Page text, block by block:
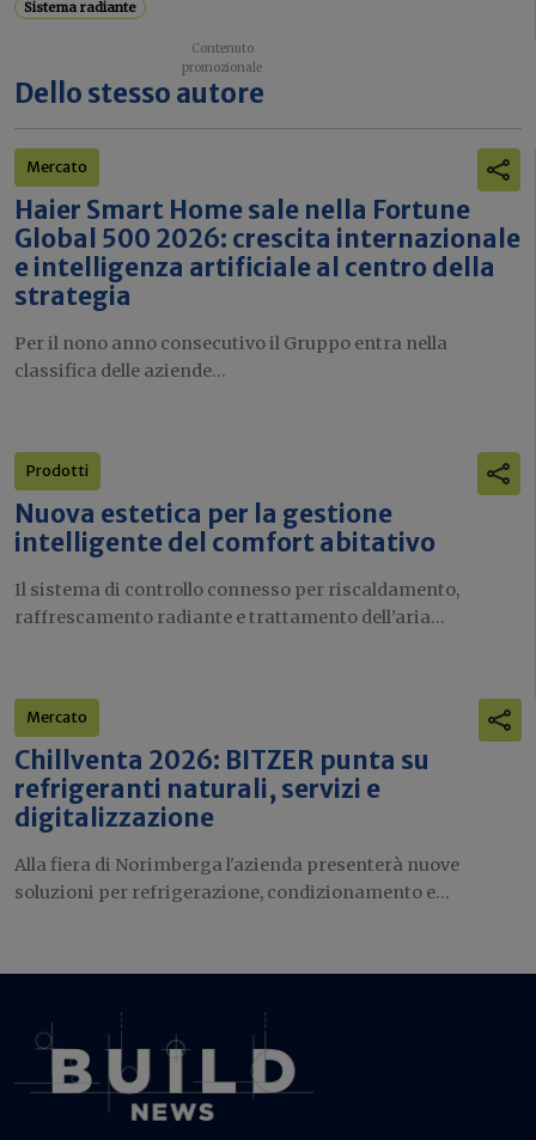
Sistema radiante
Dello stesso autore
Mercato
Haier Smart Home sale nella Fortune
Global 500 2026: crescita internazionale
e intelligenza artificiale al centro della
strategia
Per il nono anno consecutivo il Gruppo entra nella
classifica delle aziende...
Prodotti
Nuova estetica per la gestione
intelligente del comfort abitativo
Il sistema di controllo connesso per riscaldamento,
raffrescamento radiante e trattamento dell’aria...
Mercato
Chillventa 2026: BITZER punta su
refrigeranti naturali, servizi e
digitalizzazione
Alla fiera di Norimberga l'azienda presenterà nuove
soluzioni per refrigerazione, condizionamento e...